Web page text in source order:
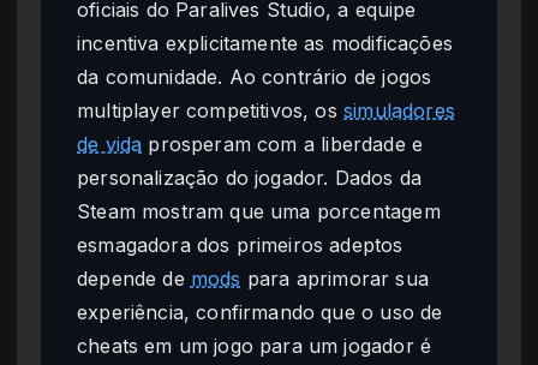
oficiais do Paralives Studio, a equipe
incentiva explicitamente as modificações
da comunidade. Ao contrário de jogos
multiplayer competitivos, ossimuladores
de vida prosperam com a liberdade e
personalização do jogador. Dados da
Steam mostram que uma porcentagem
esmagadora dos primeiros adeptos
depende de mods para aprimorar sua
experiência, confirmando que o uso de
cheats em um jogo para um jogador é